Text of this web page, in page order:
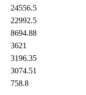
24556.5
22992.5
8694.88
3621
3196.35
3074.51
758.8